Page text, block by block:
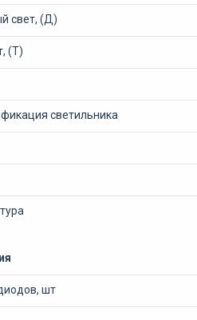
свет, (Д)
(Т)
светильника
шт